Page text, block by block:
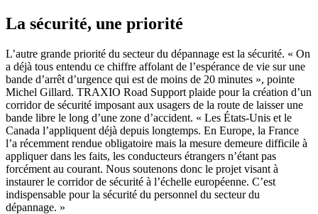
La sécurité, une priorité
L’autre grande priorité du secteur du dépannage est la sécurité. « On
a déjà tous entendu ce chiffre affolant de l’espérance de vie sur une
bande d’arrêt d’urgence qui est de moins de 20 minutes », pointe
Michel Gillard. TRAXIO Road Support plaide pour la création d’un
corridor de sécurité imposant aux usagers de la route de laisser une
bande libre le long d’une zone d’accident. « Les États-Unis et le
Canada l’appliquent déjà depuis longtemps. En Europe, la France
l’a récemment rendue obligatoire mais la mesure demeure difficile à
appliquer dans les faits, les conducteurs étrangers n’étant pas
forcément au courant. Nous soutenons donc le projet visant à
instaurer le corridor de sécurité à l’échelle européenne. C’est
indispensable pour la sécurité du personnel du secteur du
dépannage. »